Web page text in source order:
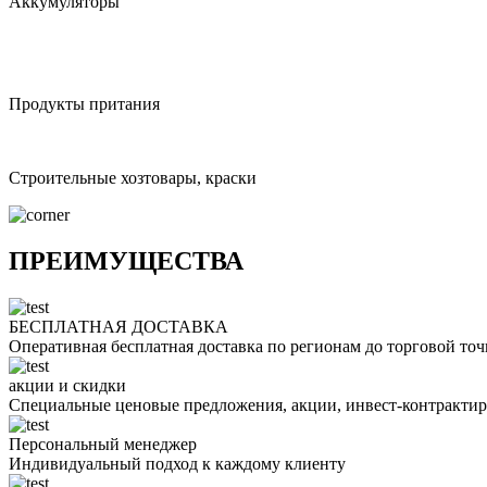
Продукты притания
Строительные хозтовары, краски
ПРЕИМУЩЕСТВА
БЕСПЛАТНАЯ ДОСТАВКА
Оперативная бесплатная доставка по регионам до торговой
акции и скидки
Специальные ценовые предложения, акции, инвест-
Персональный менеджер
Индивидуальный подход к каждому клиенту